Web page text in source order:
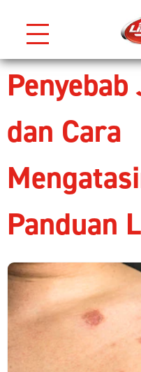
Skip to content
dan Cara
Panduan